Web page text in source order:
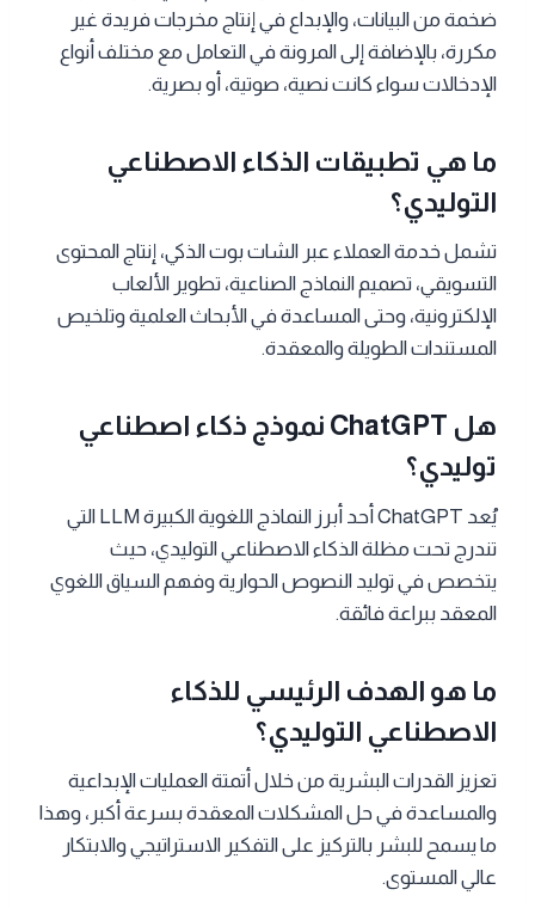
ضخمة من البيانات، والإبداع في إنتاج مخرجات فريدة غير
مكررة، بالإضافة إلى المرونة في التعامل مع مختلف أنواع
الإدخالات سواء كانت نصية، صوتية، أو بصرية.
ما هي تطبيقات الذكاء الاصطناعي
التوليدي؟
تشمل خدمة العملاء عبر الشات بوت الذكي، إنتاج المحتوى
التسويقي، تصميم النماذج الصناعية، تطوير الألعاب
الإلكترونية، وحتى المساعدة في الأبحاث العلمية وتلخيص
المستندات الطويلة والمعقدة.
هل ChatGPT نموذج ذكاء اصطناعي
توليدي؟
يُعد ChatGPT أحد أبرز النماذج اللغوية الكبيرة LLM التي
تندرج تحت مظلة الذكاء الاصطناعي التوليدي، حيث
يتخصص في توليد النصوص الحوارية وفهم السياق اللغوي
المعقد ببراعة فائقة.
ما هو الهدف الرئيسي للذكاء
الاصطناعي التوليدي؟
تعزيز القدرات البشرية من خلال أتمتة العمليات الإبداعية
والمساعدة في حل المشكلات المعقدة بسرعة أكبر، وهذا
ما يسمح للبشر بالتركيز على التفكير الاستراتيجي والابتكار
عالي المستوى.